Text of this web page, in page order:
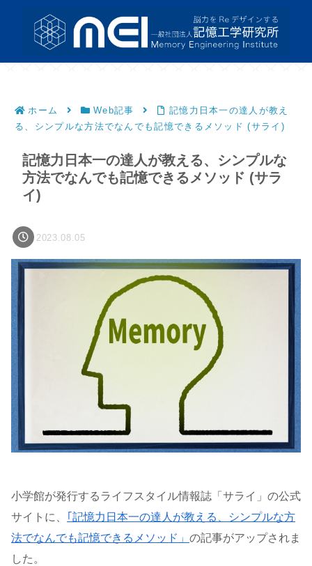
ホーム Web記事
記憶力日本一の達人が教え
る、シンプルな方法でなんでも記憶できるメソッド (サライ)
記憶力日本一の達人が教える、シンプルな
方法でなんでも記憶できるメソッド (サラ
イ)
2023.08.05
小学館が発行するライフスタイル情報誌「サライ」の公式
サイトに、
｢記憶力日本一の達人が教える、シンプルな方
法でなんでも記憶できるメソッド」 の記事がアップされま
した。